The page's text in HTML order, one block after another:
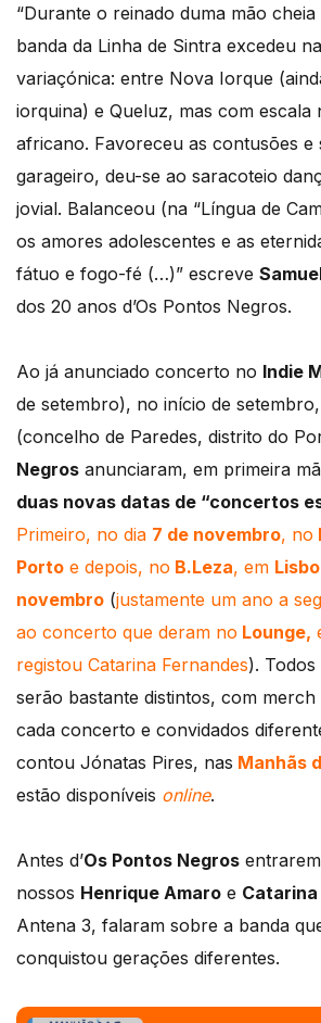
“Durante o reinado duma mão cheia
banda da Linha de Sintra excedeu
variaçónica: entre Nova Iorque
iorquina) e Queluz, mas com escala
africano. Favoreceu as contusões e
garageiro, deu-se ao saracoteio
jovial. Balanceou (na “Língua de
os amores adolescentes e as
fátuo e fogo-fé (…)” escreve
dos 20 anos d’Os Pontos Negros.
Ao já anunciado concerto no Indie
de setembro), no início de
(concelho de Paredes, distrito do
Negros anunciaram, em primeira
duas novas datas de “concertos
Primeiro, no dia 7 de novembro, no
Porto e depois, no B.Leza, em
novembro (justamente um ano a
ao concerto que deram no Lounge,
registou Catarina Fernandes).
serão bastante distintos, com
cada concerto e convidados
contou Jónatas Pires, nas Manhãs
estão disponíveis online.
Antes d’Os Pontos Negros
nossos Henrique Amaro e
Antena 3, falaram sobre a banda
conquistou gerações diferentes.